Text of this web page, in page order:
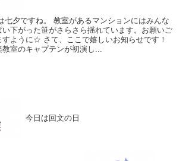
七夕ですね。 教室があるマンションにはみんな
下がった笹がさらさら揺れています。お願いご
すように☆ さて、ここで嬉しいお知らせです！
室のキャプテンが初演し...
今日は回文の日